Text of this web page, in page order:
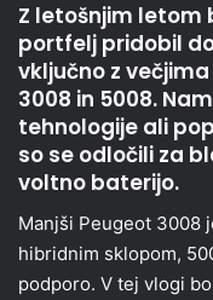
Z letošnjim letom
portfelj pridobil
vključno z
3008 in 5008.
tehnologije ali
so se odločili za
voltno baterijo.
Manjši Peugeot 3008
hibridnim sklopom,
podporo. V tej vlogi